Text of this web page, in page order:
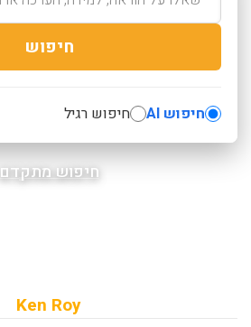
חיפוש
חיפוש AI חיפוש רגיל
חיפוש מתקדם
Ken Roy